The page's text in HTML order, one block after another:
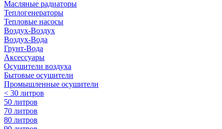
Масляные радиаторы
Теплогенераторы
Тепловые насосы
Воздух-Воздух
Воздух-Вода
Грунт-Вода
Аксессуары
Осушители воздуха
Бытовые осушители
Промышленные осушители
< 30 литров
50 литров
70 литров
80 литров